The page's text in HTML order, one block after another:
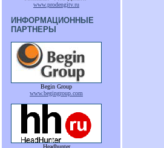
www.prodengitv.ru
ИНФОРМАЦИОННЫЕ
ПАРТНЕРЫ
Begin Group
www.begingroup.com
Headhunter